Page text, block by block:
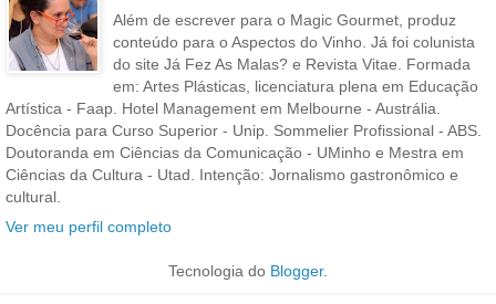
Além de escrever para o Magic Gourmet, produz
conteúdo para o Aspectos do Vinho. Já foi colunista
do site Já Fez As Malas? e Revista Vitae. Formada
em: Artes Plásticas, licenciatura plena em Educação
Artística - Faap. Hotel Management em Melbourne - Austrália.
Docência para Curso Superior - Unip. Sommelier Profissional - ABS.
Doutoranda em Ciências da Comunicação - UMinho e Mestra em
Ciências da Cultura - Utad. Intenção: Jornalismo gastronômico e
cultural.
Ver meu perfil completo
Tecnologia do Blogger.